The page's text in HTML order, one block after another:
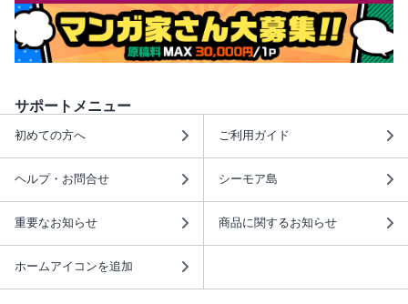
サポートメニュー
初めての方へ ご利用ガイド
ヘルプ・お問合せ シーモア島
重要なお知らせ 商品に関するお知らせ
ホームアイコンを追加